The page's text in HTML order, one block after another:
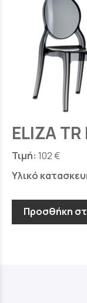
ELIZA
Τιμή: 102 €
Υλικό
Προσθήκη